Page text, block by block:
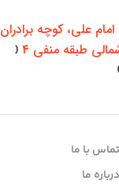
علی، کوچه برادران
طبقه منفی ۴
(
تماس با ما
درباره ما